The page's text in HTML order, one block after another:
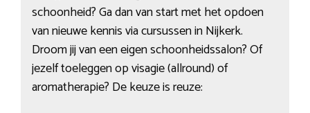
schoonheid? Ga dan van start met het opdoen
van nieuwe kennis via cursussen in Nijkerk.
Droom jij van een eigen schoonheidssalon? Of
jezelf toeleggen op visagie (allround) of
aromatherapie? De keuze is reuze: